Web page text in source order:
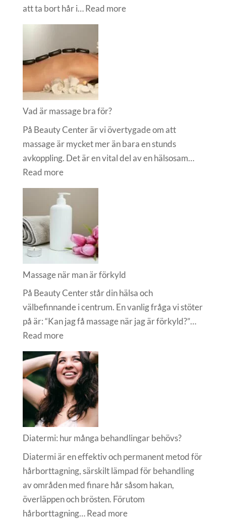
att ta bort hår i…Read more:
Vad är massage bra för?
På Beauty Center är vi övertygade om att
massage är mycket mer än bara en stunds
avkoppling. Det är en vital del av en hälsosam…
Read more:
Vad
är
för?
Massage när man är förkyld
På Beauty Center står din hälsa och
välbefinnande i centrum. En vanlig fråga vi stöter
på är: “Kan jag få massage när jag är förkyld?”…
Read more:
Massage
när
man
är
förkyld
Diatermi: hur många behandlingar behövs?
Diatermi är en effektiv och permanent metod för
hårborttagning, särskilt lämpad för behandling
av områden med finare hår såsom hakan,
överläppen och brösten. Förutom
hårborttagning…Read more: